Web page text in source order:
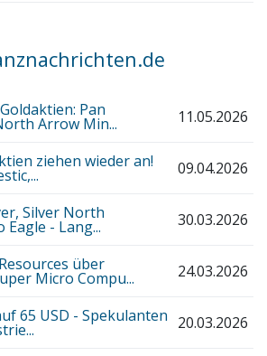
Pan
Arrow Min... 11.05.2026
ziehen wieder an! 09.04.2026
Silver North
Eagle - Lang... 30.03.2026
über
Micro Compu... 24.03.2026
65 USD - Spekulanten 20.03.2026